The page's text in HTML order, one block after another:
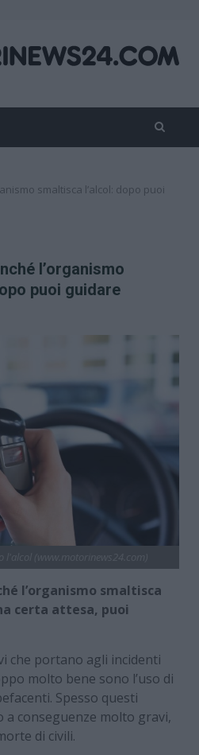
smaltisca l’alcol: dopo puoi
l’organismo
puoi guidare
l’organismo smaltisca
certa attesa, puoi
che portano agli incidenti
molto bene sono l’uso di
Spesso questi
conseguenze molto gravi,
di civili.